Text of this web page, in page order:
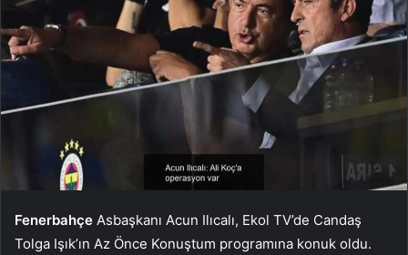
Fenerbahçe Asbaşkanı Acun Ilıcalı, Ekol TV’de Candaş
Tolga Işık’ın Az Önce Konuştum programına konuk oldu.